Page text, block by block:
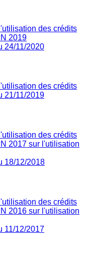
des crédits
2019
24/11/2020
des crédits
21/11/2019
des crédits
2017 sur l'utilisation
18/12/2018
des crédits
2016 sur l'utilisation
11/12/2017